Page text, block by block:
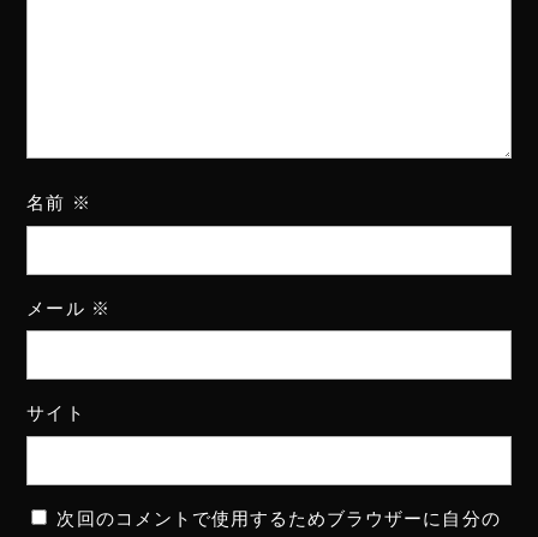
名前 ※
メール ※
サイト
次回のコメントで使用するためブラウザーに自分の